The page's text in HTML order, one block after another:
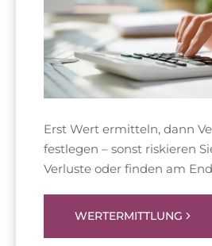
Erst Wert ermitteln, dann
festlegen – sonst riskieren
Verluste oder finden am
WERTERMITTLUNG